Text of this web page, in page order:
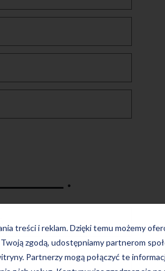
treści i reklam. Dzięki temu możemy
zgodą, udostępniamy partnerom
Partnerzy mogą połączyć te
.